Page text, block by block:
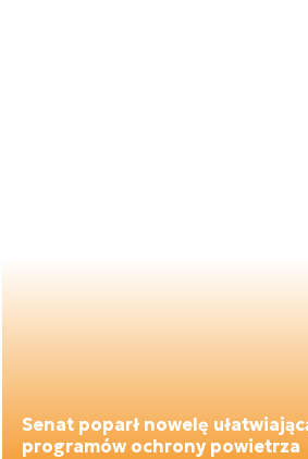
Senat poparł nowelę
programów ochrony powietrza